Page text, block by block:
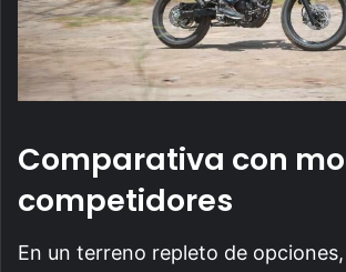
Comparativa con
competidores
En un terreno repleto de